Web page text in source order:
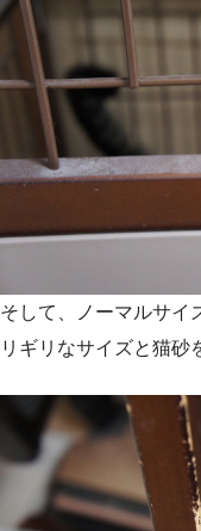
そして、ノーマルサイ
リギリなサイズと猫砂